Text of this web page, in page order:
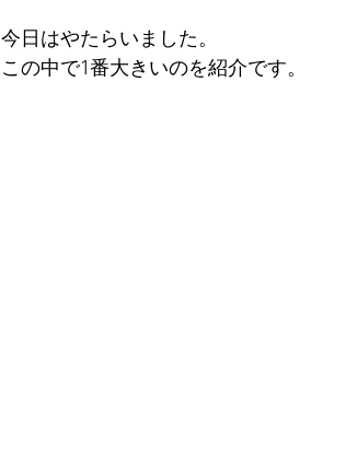
今日はやたらいました。
この中で1番大きいのを紹介です。